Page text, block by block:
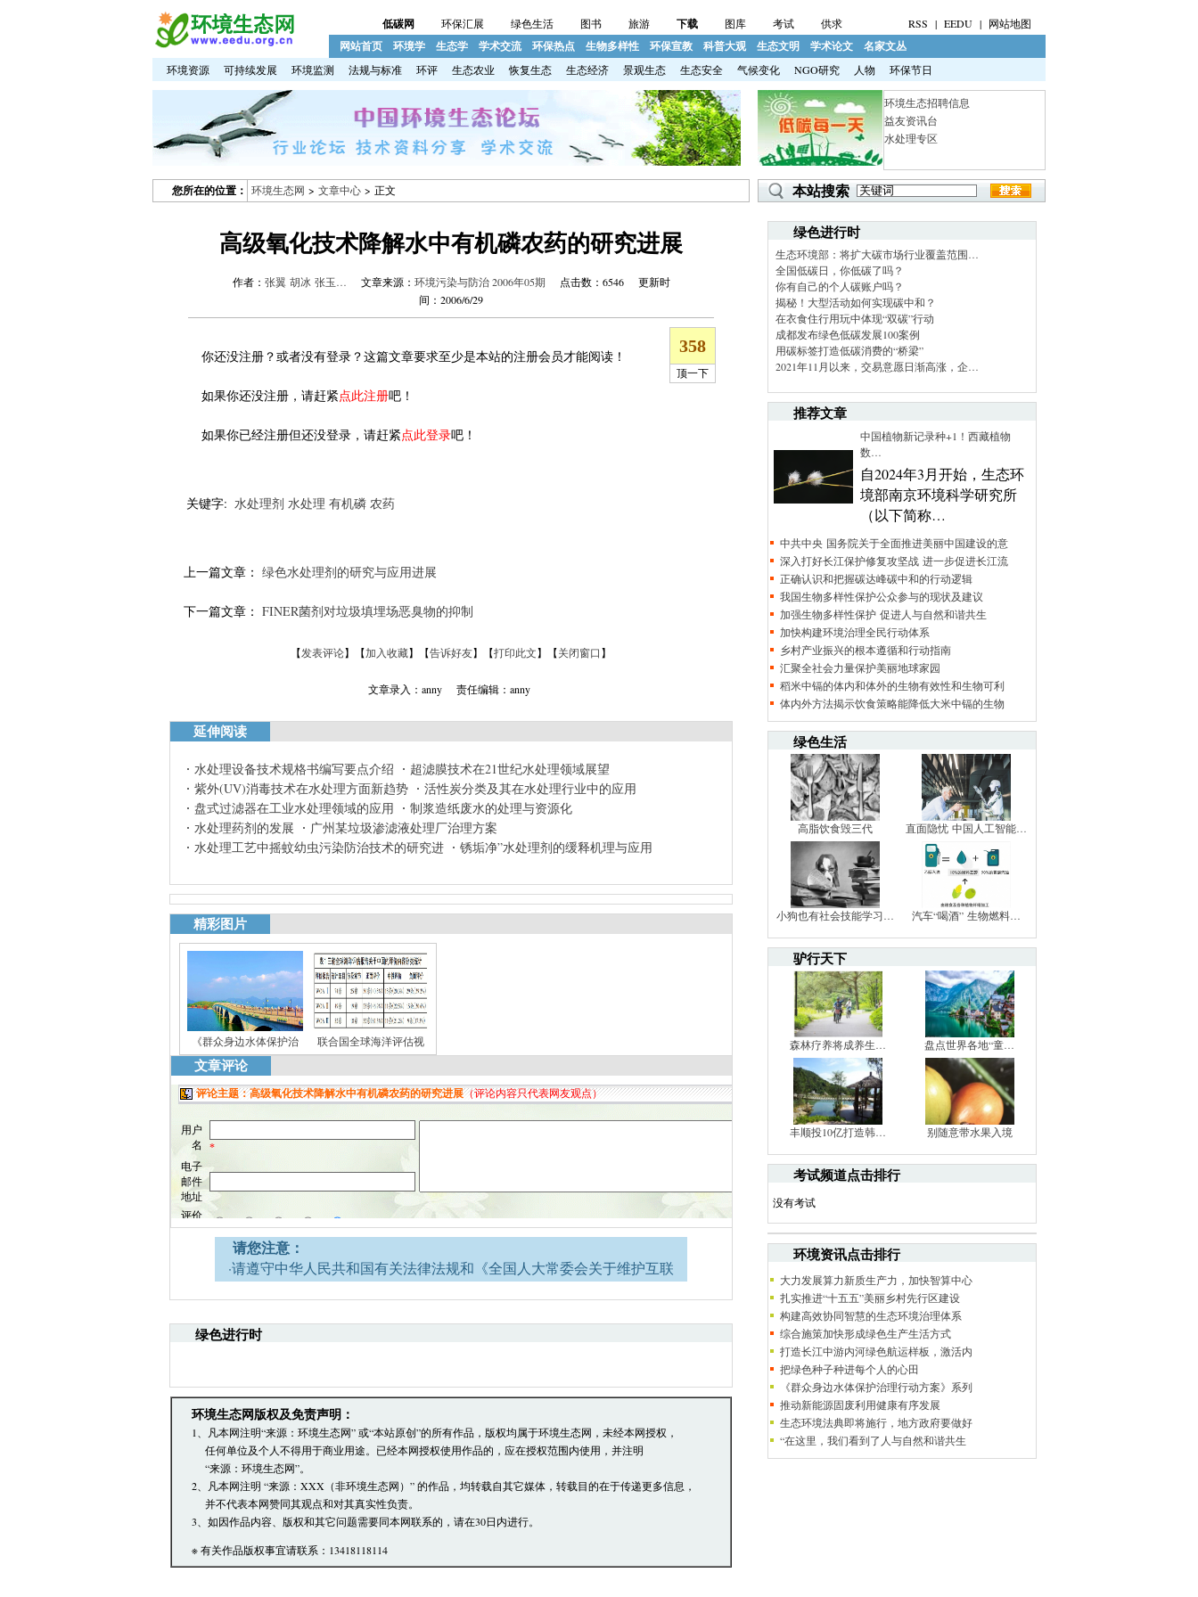
低碳网 环保汇展 绿色生活 图书 旅游 下载 图库 考试 供求 RSS | EEDU | 网站地图
网站首页 环境学 生态学 学术交流 环保热点 生物多样性 环保宣教 科普大观 生态文明 学术论文 名家文丛
环境资源 可持续发展 环境监测 法规与标准 环评 生态农业 恢复生态 生态经济 景观生态 生态安全 气候变化 NGO研究 人物 环保节日
环境生态招聘信息
益友资讯台
水处理专区
您所在的位置： 环境生态网 > 文章中心 > 正文 本站搜索
高级氧化技术降解水中有机磷农药的研究进展
作者： 张翼 胡冰 张玉… 文章来源： 环境污染与防治 2006年05期 点击数：6546 更新时
间：2006/6/29
你还没注册？或者没有登录？这篇文章要求至少是本站的注册会员才能阅读！
如果你还没注册，请赶紧点此注册吧！
如果你已经注册但还没登录，请赶紧点此登录吧！
关键字: 水处理剂 水处理 有机磷 农药
上一篇文章： 绿色水处理剂的研究与应用进展
下一篇文章： FINER菌剂对垃圾填埋场恶臭物的抑制
【发表评论】【加入收藏】【告诉好友】【打印此文】【关闭窗口】
文章录入：anny 责任编辑：anny
延伸阅读
水处理设备技术规格书编写要点介绍
超滤膜技术在21世纪水处理领域展望
紫外(UV)消毒技术在水处理方面新趋势
活性炭分类及其在水处理行业中的应用
盘式过滤器在工业水处理领域的应用
制浆造纸废水的处理与资源化
水处理药剂的发展
广州某垃圾渗滤液处理厂治理方案
水处理工艺中摇蚊幼虫污染防治技术的研究进
锈垢净”水处理剂的缓释机理与应用
精彩图片
《群众身边水体保护治 联合国全球海洋评估视
文章评论
请您注意：
·请遵守中华人民共和国有关法律法规和《全国人大常委会关于维护互联
引起的法律责任。
·发表本评论即表明您已经阅读并接受上述条款，如您对管理有意见请向
文章跟帖管理员反映。
绿色进行时
环境生态网版权及免责声明：
1、凡本网注明“来源：环境生态网” 或“本站原创”的所有作品，版权均属于环境生态网，未经本网授权，
任何单位及个人不得用于商业用途。已经本网授权使用作品的，应在授权范围内使用，并注明
“来源：环境生态网”。
2、凡本网注明 “来源：XXX（非环境生态网）” 的作品，均转载自其它媒体，转载目的在于传递更多信息，
并不代表本网赞同其观点和对其真实性负责。
3、如因作品内容、版权和其它问题需要同本网联系的，请在30日内进行。
※ 有关作品版权事宜请联系：13418118114
绿色进行时
生态环境部：将扩大碳市场行业覆盖范围…
全国低碳日，你低碳了吗？
你有自己的个人碳账户吗？
揭秘！大型活动如何实现碳中和？
在衣食住行用玩中体现“双碳”行动
成都发布绿色低碳发展100案例
用碳标签打造低碳消费的“桥梁”
2021年11月以来，交易意愿日渐高涨，企…
推荐文章
中国植物新记录种+1！西藏植物
数…
自2024年3月开始，生态环
境部南京环境科学研究所
（以下简称…
中共中央 国务院关于全面推进美丽中国建设的意
深入打好长江保护修复攻坚战 进一步促进长江流
正确认识和把握碳达峰碳中和的行动逻辑
我国生物多样性保护公众参与的现状及建议
加强生物多样性保护 促进人与自然和谐共生
加快构建环境治理全民行动体系
乡村产业振兴的根本遵循和行动指南
汇聚全社会力量保护美丽地球家园
稻米中镉的体内和体外的生物有效性和生物可利
体内外方法揭示饮食策略能降低大米中镉的生物
绿色生活
高脂饮食毁三代 直面隐忧 中国人工智能…
小狗也有社会技能学习… 汽车“喝酒” 生物燃料…
驴行天下
森林疗养将成养生… 盘点世界各地“童…
丰顺投10亿打造韩… 别随意带水果入境
考试频道点击排行
没有考试
环境资讯点击排行
大力发展算力新质生产力，加快智算中心
扎实推进“十五五”美丽乡村先行区建设
构建高效协同智慧的生态环境治理体系
综合施策加快形成绿色生产生活方式
打造长江中游内河绿色航运样板，激活内
把绿色种子种进每个人的心田
《群众身边水体保护治理行动方案》系列
推动新能源固废利用健康有序发展
生态环境法典即将施行，地方政府要做好
“在这里，我们看到了人与自然和谐共生